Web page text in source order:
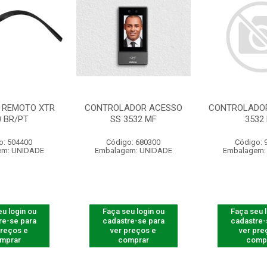
XTR
BR/PT
504400
UNIDADE
login ou
se para
e
CONTROLADOR ACESSO
SS 3532 MF
Código: 680300
Embalagem: UNIDADE
Faça seu login ou
cadastre-se para
ver preços e
comprar
3532
Código:
Embalagem:
Faça seu
ver